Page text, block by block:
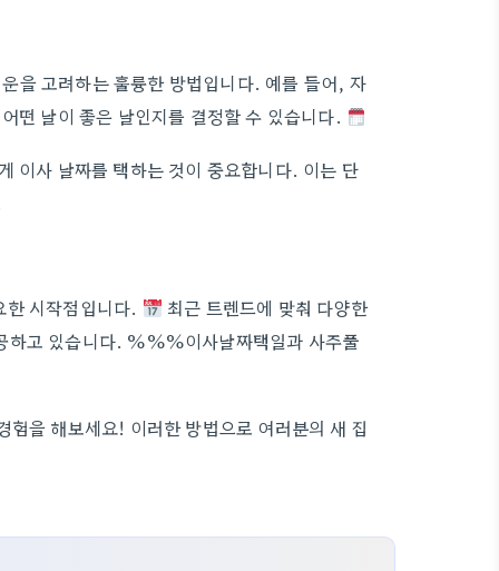
을 고려하는 훌륭한 방법입니다. 예를 들어, 자
떤 날이 좋은 날인지를 결정할 수 있습니다.
이사 날짜를 택하는 것이 중요합니다. 이는 단
시작점입니다.
최근 트렌드에 맞춰 다양한
하고 있습니다. %%%이사날짜택일과 사주풀
을 해보세요! 이러한 방법으로 여러분의 새 집